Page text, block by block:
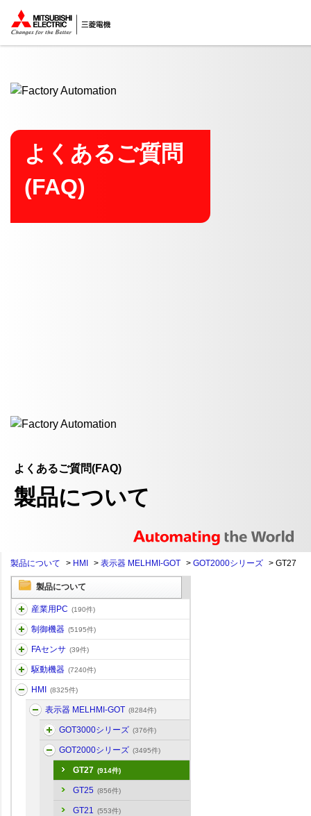
ここから本文
よくあるご質問
(FAQ)
よくあるご質問(FAQ)
製品について
製品について > HMI > 表示器 MELHMI-GOT > GOT2000シリーズ > GT27
製品について
産業用PC (190件)
制御機器 (5195件)
FAセンサ (39件)
駆動機器 (7240件)
HMI (8325件)
表示器 MELHMI-GOT (8284件)
GOT3000シリーズ (376件)
GOT2000シリーズ (3495件)
GT27 (914件)
GT25 (856件)
GT21 (553件)